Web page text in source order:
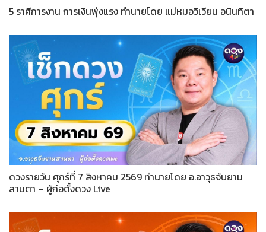
5 ราศีการงาน การเงินพุ่งแรง ทำนายโดย แม่หมอวิเวียน อนินทิตา
ดวงรายวัน ศุกร์ที่ 7 สิงหาคม 2569 ทำนายโดย อ.อาวุธจับยาม
สามตา – ผู้ก่อตั้งดวง Live